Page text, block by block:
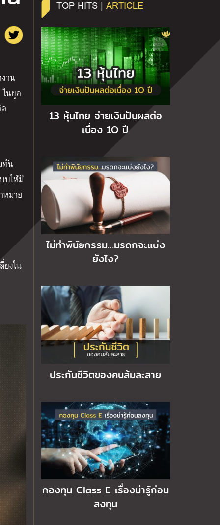
าน
นยุค
ทัน
บให้มี
หมาย
ยงใน
TOP HITS | ARTICLE
13 หุ้นไทย จ่ายเงินปันผลต่อ
เนื่อง 1O ปี
ไม่ทำพินัยกรรม…มรดกจะแบ่ง
ยังไง?
ประกันชีวิตของคนล้มละลาย
กองทุน Class E เรื่องน่ารู้ก่อน
ลงทุน